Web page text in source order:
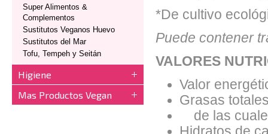
Super Alimentos &
Complementos
Sustitutos Veganos Huevo
Sustitutos del Mar
Tofu, Tempeh y Seitán
Higiene
Mas Productos Vegan
*De cultivo
Puede contener
VALORES
Valor
Grasas
de las